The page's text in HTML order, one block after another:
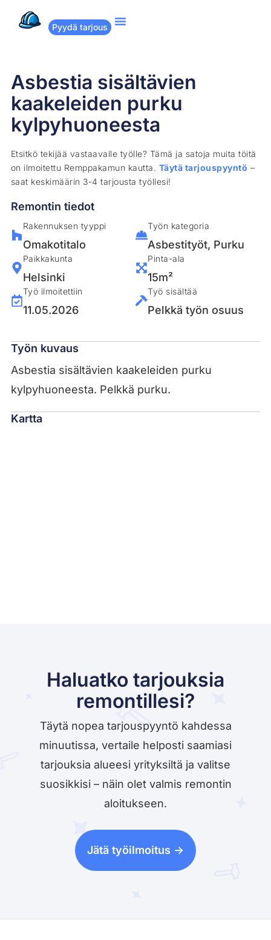
Pyydä tarjous
Asbestia sisältävien
kaakeleiden purku
kylpyhuoneesta
Etsitkö tekijää vastaavalle työlle? Tämä ja satoja muita töitä
on ilmoitettu Remppakamun kautta. Täytä tarjouspyyntö –
saat keskimäärin 3-4 tarjousta työllesi!
Remontin tiedot
Rakennuksen tyyppi
Omakotitalo
Paikkakunta
Helsinki
Työ ilmoitettiin
11.05.2026
Työn kategoria
Asbestityöt, Purku
Pinta-ala
15m²
Työ sisältää
Pelkkä työn osuus
Työn kuvaus
Asbestia sisältävien kaakeleiden purku
kylpyhuoneesta. Pelkkä purku.
Kartta
Haluatko tarjouksia
remontillesi?
Täytä nopea tarjouspyyntö kahdessa
minuutissa, vertaile helposti saamiasi
tarjouksia alueesi yrityksiltä ja valitse
suosikkisi – näin olet valmis remontin
aloitukseen.
Jätä työilmoitus ->